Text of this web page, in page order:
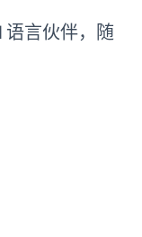
言伙伴，随